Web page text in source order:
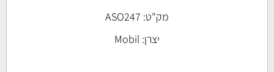
מק"ט: ASO247
יצרן: Mobil